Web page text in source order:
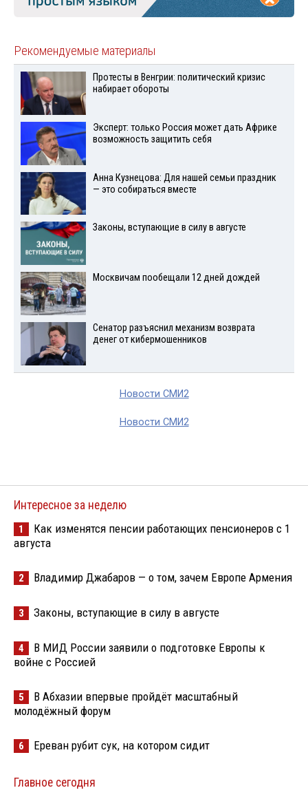
Рекомендуемые материалы
Протесты в Венгрии: политический кризис
набирает обороты
Эксперт: только Россия может дать Африке
возможность защитить себя
Анна Кузнецова: Для нашей семьи праздник
— это собираться вместе
Законы, вступающие в силу в августе
Москвичам пообещали 12 дней дождей
Сенатор разъяснил механизм возврата
денег от кибермошенников
Новости СМИ2
Новости СМИ2
Интересное за неделю
1
Как изменятся пенсии работающих пенсионеров с 1
августа
2 Владимир Джабаров — о том, зачем Европе Армения
3 Законы, вступающие в силу в августе
4
В МИД России заявили о подготовке Европы к
войне с Россией
5
В Абхазии впервые пройдёт масштабный
молодёжный форум
6 Ереван рубит сук, на котором сидит
Главное сегодня